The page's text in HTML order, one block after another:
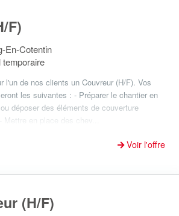
F)
En-Cotentin
temporaire
l'un de nos clients un Couvreur (H/F). Vos
les suivantes : - Préparer le chantier en
déposer des éléments de couverture
Mettre en place des chev...
Voir l'offre
(H/F)